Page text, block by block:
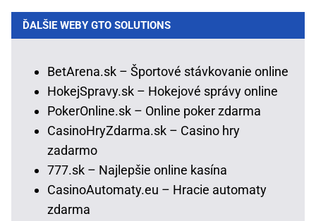
ĎALŠIE WEBY GTO SOLUTIONS
BetArena.sk – Športové stávkovanie online
HokejSpravy.sk – Hokejové správy online
PokerOnline.sk – Online poker zdarma
CasinoHryZdarma.sk – Casino hry
zadarmo
777.sk – Najlepšie online kasína
CasinoAutomaty.eu – Hracie automaty
zdarma